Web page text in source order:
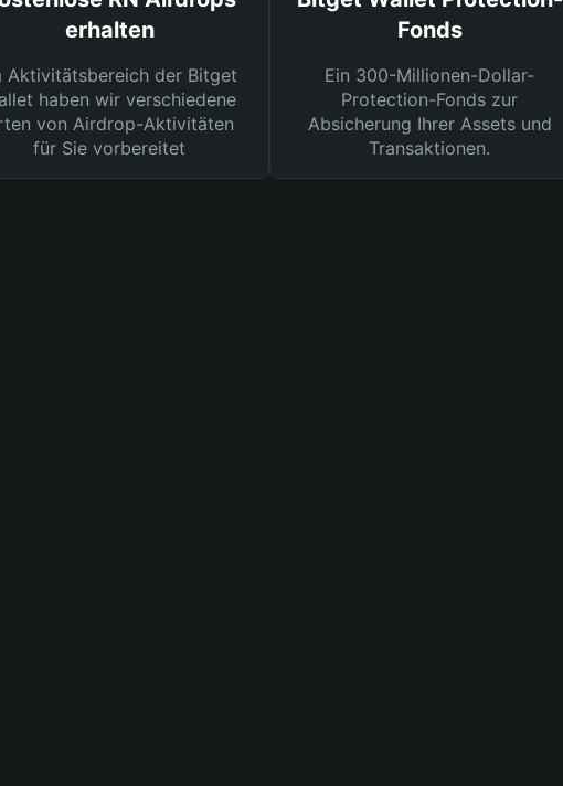
erhalten
Aktivitätsbereich der Bitget
haben wir verschiedene
von Airdrop-Aktivitäten
für Sie vorbereitet
Fonds
Ein 300-Millionen-Dollar-
Protection-Fonds zur
Absicherung Ihrer Assets und
Transaktionen.